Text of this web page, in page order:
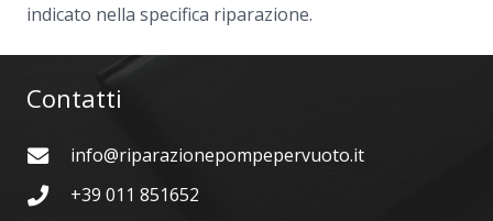
indicato nella specifica riparazione.
Contatti
info@riparazionepompepervuoto.it
+39 011 851652